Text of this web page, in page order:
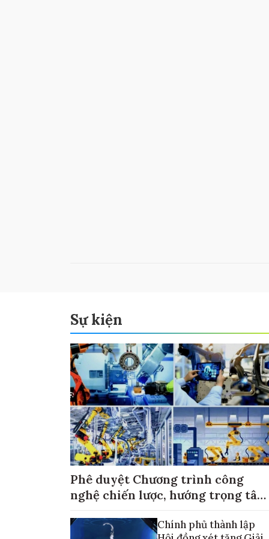
Sự kiện
Phê duyệt Chương trình công
nghệ chiến lược, hướng trọng tâm
Chính phủ thành lập